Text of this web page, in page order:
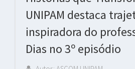
UNIPAM destaca
inspiradora do
Dias no 3º episódio